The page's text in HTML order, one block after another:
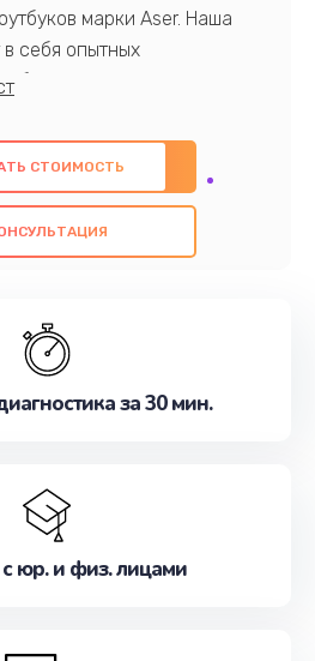
марки Aser. Наша
себя опытных
знаниями и
и качественный ремонт с
компонентов, а
качество всех
Наша цель - предоставить
Не медлите записаться на
СТОИМОСТЬ
за 30 мин.
юр. и физ. лицами